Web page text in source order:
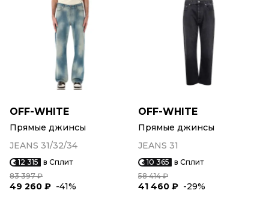
OFF-WHITE
Прямые джинсы
JEANS 31/32/34
12 315 в Сплит
83 397 ₽
49 260 ₽ -41%
OFF-WHITE
Прямые джинсы
JEANS 31
10 365 в Сплит
58 414 ₽
41 460 ₽ -29%